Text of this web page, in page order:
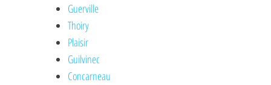
Guerville
Thoiry
Plaisir
Guilvinec
Concarneau